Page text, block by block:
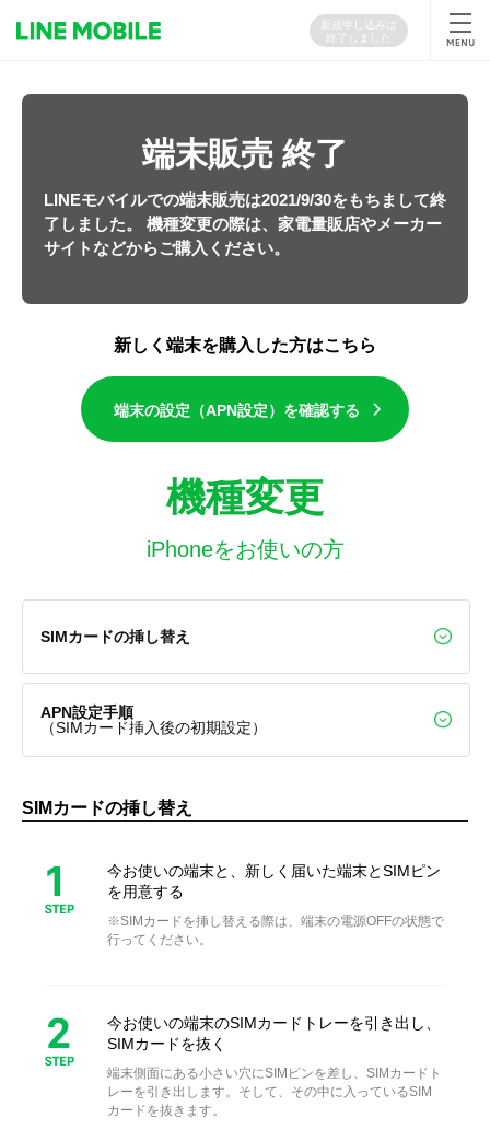
新規申し込みは
終了しました
端末販売 終了
LINEモバイルでの端末販売は2021/9/30をもちまして終
了しました。
機種変更の際は、家電量販店やメーカー
サイトなどからご購入ください。
新しく端末を購入した方はこちら
端末の設定（APN設定）を確認する
機種変更
iPhoneをお使いの方
SIMカードの挿し替え
APN設定手順
（SIMカード挿入後の初期設定）
SIMカードの挿し替え
今お使いの端末と、新しく届いた端末とSIMピン
を用意する
※SIMカードを挿し替える際は、端末の電源OFFの状態で
行ってください。
今お使いの端末のSIMカードトレーを引き出 し、
SIMカードを抜く
端末側面にある小さい穴にSIMピンを差し、SIMカードト
レーを引き出します。そして、その中に入っているSIM
カードを抜 きます。